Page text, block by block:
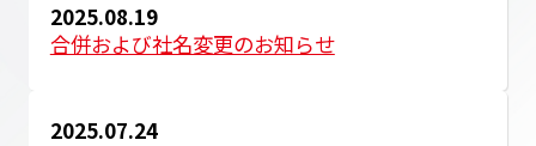
Dynamics 365 FO 導入支援
DX導入支援
企業情報
お知らせ
2025.08.19
合併および社名変更のお知らせ
2025.07.24